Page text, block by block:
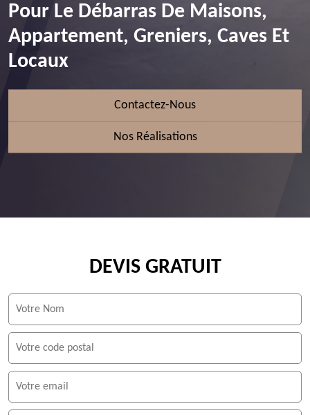
Pour Le Débarras De Maisons,
Appartement, Greniers, Caves Et
Locaux
Contactez-Nous
Nos Réalisations
DEVIS GRATUIT